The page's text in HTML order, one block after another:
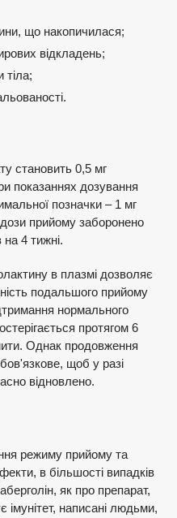
що накопичилася;
відкладень;
тіла;
становить 0,5 мг
показаннях дозування
позначки – 1 мг
прийому заборонено
на 4 тижні.
в плазмі дозволяє
подальшого прийому
нормального
протягом 6
Однак продовження
щоб у разі
відновлено.
режиму прийому та
в більшості випадків
як про препарат,
імунітет, написані людьми,